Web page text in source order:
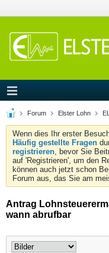
Forum Elster Lohn
Wenn dies Ihr erster
Häufig gestellte Fragen
registrieren, bevor Sie
auf 'Registrieren', um den
können auch jetzt schon
Forum aus, das Sie am
Antrag
wann abrufbar